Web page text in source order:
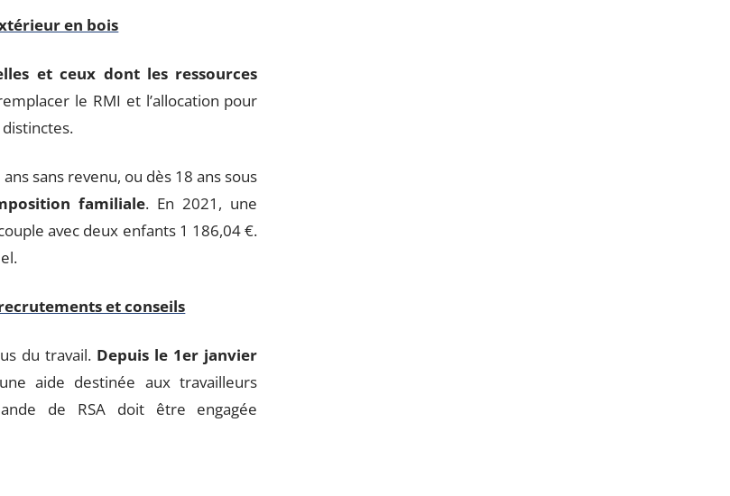
en bois
et ceux dont les ressources
le RMI et l’allocation pour
sans revenu, ou dès 18 ans sous
familiale. En 2021, une
avec deux enfants 1 186,04 €.
et conseils
du travail. Depuis le 1er janvier
aide destinée aux travailleurs
de RSA doit être engagée